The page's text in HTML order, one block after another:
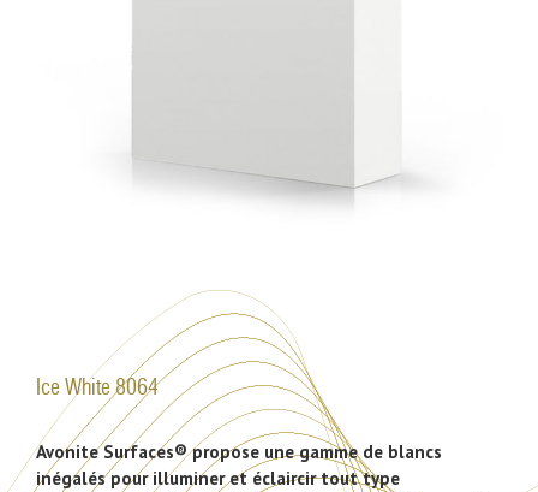
Ice White 8064
Avonite Surfaces® propose une gamme de blancs
inégalés pour illuminer et éclaircir tout type